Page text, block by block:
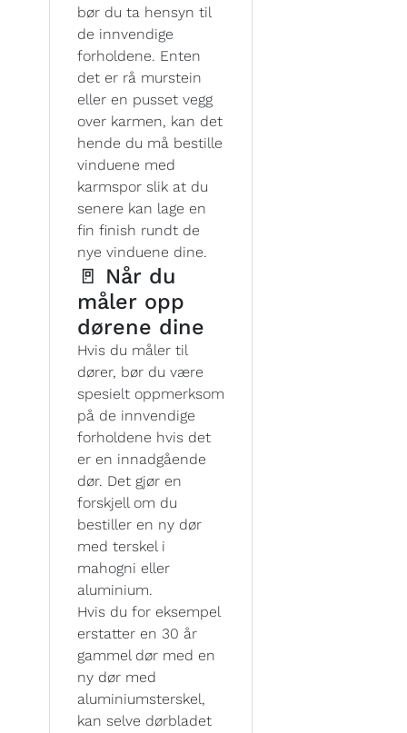
bør du ta hensyn til
de innvendige
forholdene. Enten
det er rå murstein
eller en pusset vegg
over karmen, kan det
hende du må bestille
vinduene med
karmspor slik at du
senere kan lage en
fin finish rundt de
nye vinduene dine.
🚪 Når du
måler opp
dørene dine
Hvis du måler til
dører, bør du være
spesielt oppmerksom
på de innvendige
forholdene hvis det
er en innadgående
dør. Det gjør en
forskjell om du
bestiller en ny dør
med terskel i
mahogni eller
aluminium.
Hvis du for eksempel
erstatter en 30 år
gammel dør med en
ny dør med
aluminiumsterskel,
kan selve dørbladet